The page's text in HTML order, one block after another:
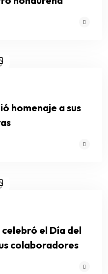
homenaje a sus
el Día del
colaboradores